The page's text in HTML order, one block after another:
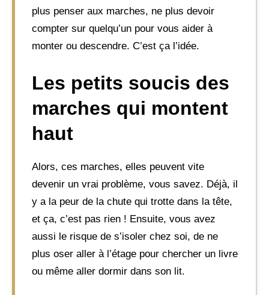
plus penser aux marches, ne plus devoir
compter sur quelqu’un pour vous aider à
monter ou descendre. C’est ça l’idée.
Les petits soucis des
marches qui montent
haut
Alors, ces marches, elles peuvent vite
devenir un vrai problème, vous savez. Déjà, il
y a la peur de la chute qui trotte dans la tête,
et ça, c’est pas rien ! Ensuite, vous avez
aussi le risque de s’isoler chez soi, de ne
plus oser aller à l’étage pour chercher un livre
ou même aller dormir dans son lit.